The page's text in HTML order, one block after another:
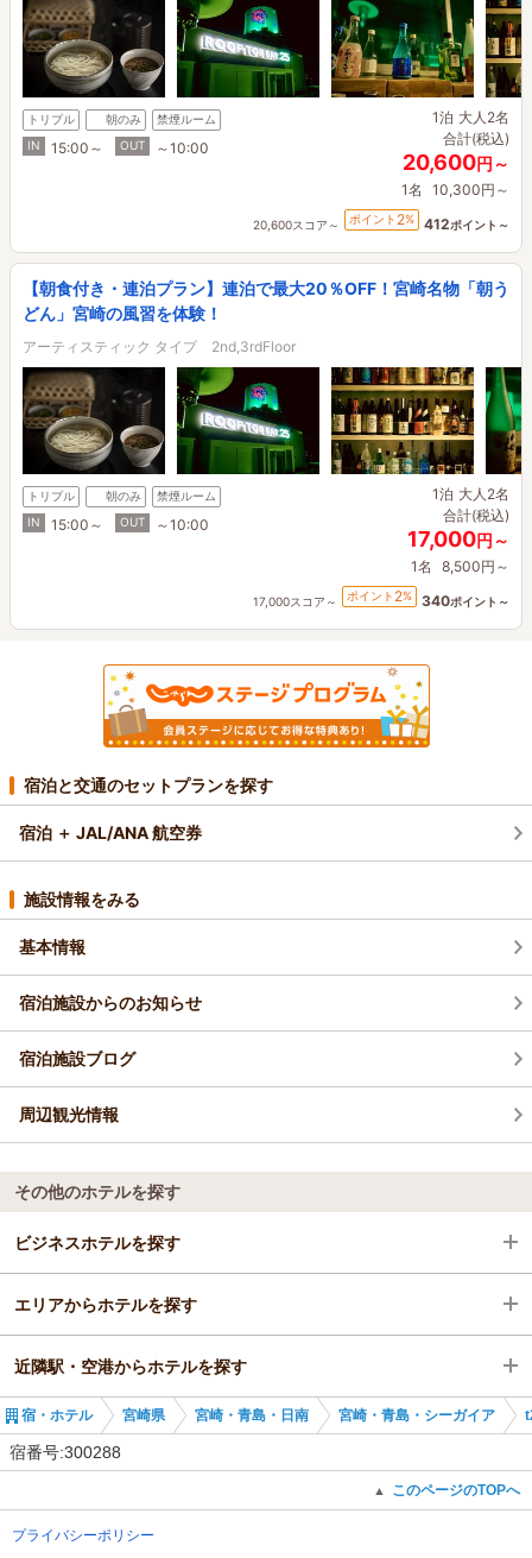
トリプル 朝のみ
禁煙ルーム
IN
15:00～ OUT ～10:00
1泊 大人2名
合計(税込)
20,600円～
1名 10,300円～
20,600スコア～ ポイント 2% 412ポイント～
【朝食付き・連泊プラン】連泊で最大20％OFF！宮崎名物「朝う
どん」宮崎の風習を体験！
アーティスティック タイプ 2nd,3rdFloor
トリプル 朝のみ
禁煙ルーム
IN
15:00～ OUT ～10:00
1泊 大人2名
合計(税込)
17,000円～
1名 8,500円～
17,000スコア～ ポイント 2% 340ポイント～
宿泊と交通のセットプランを探す
宿泊 ＋ JAL/ANA 航空券
施設情報をみる
基本情報
宿泊施設からのお知らせ
宿泊施設ブログ
周辺観光情報
その他のホテルを探す
ビジネスホテルを探す
宮崎県
宮崎・青島・日南
宮崎・青島・シーガイア
エリアからホテルを探す
宮崎県
宮崎・青島・日南
近隣駅・空港からホテルを探す
宮崎駅
宿・ホテル 宮崎県 宮崎・青島・日南 宮崎・青島・シーガイア
宿番号:300288
▲ このページのTOPへ
プライバシーポリシー